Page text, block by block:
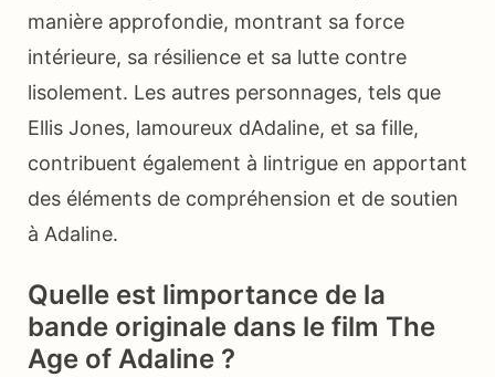
manière approfondie, montrant sa force
intérieure, sa résilience et sa lutte contre
lisolement. Les autres personnages, tels que
Ellis Jones, lamoureux dAdaline, et sa fille,
contribuent également à lintrigue en apportant
des éléments de compréhension et de soutien
à Adaline.
Quelle est limportance de la
bande originale dans le film The
Age of Adaline ?